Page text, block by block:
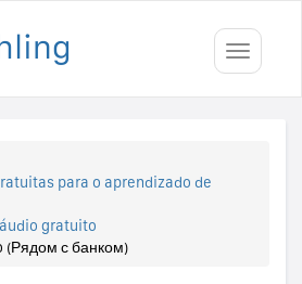
Toggle
para o aprendizado de
gratuito
(Рядом с банком)